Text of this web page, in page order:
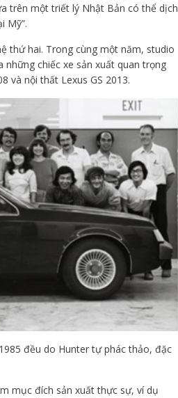
trên một triết lý Nhật Bản có thể dịch
Mỹ”.
thứ hai. Trong cùng một năm, studio
chiếc xe sản xuất quan trọng
và nội thất Lexus GS 2013.
đều do Hunter tự phác thảo, đặc
mục đích sản xuất thực sự, ví dụ